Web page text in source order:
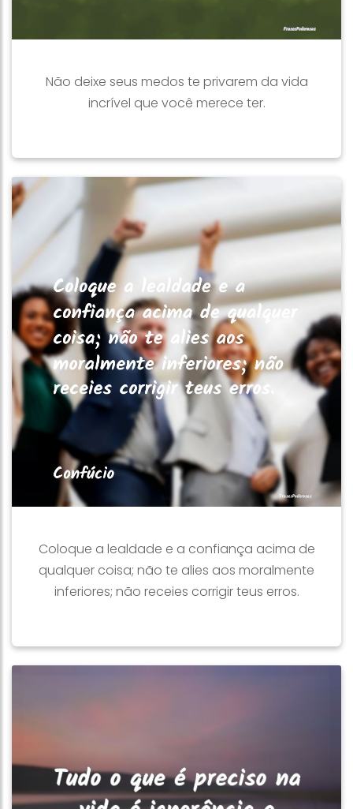
Não deixe seus medos te privarem da vida
incrível que você merece ter.
Coloque a lealdade e a confiança acima de
qualquer coisa; não te alies aos moralmente
inferiores; não receies corrigir teus erros.